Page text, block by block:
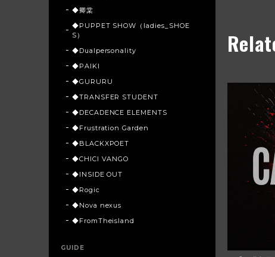
◆卿棠
◆PUPPET SHOW（ladies_SHOE
S）
◆Dualpersonality
◆PAIKI
◆GURURU
◆TRANSFER STUDENT
◆DECADENCE ELEMENTS
◆Frustration Garden
◆BLACKXPOET
◆CHICI VANGO
◆INSIDE OUT
◆Rogic
◆Nova nexus
◆FromTheisland
GUIDE